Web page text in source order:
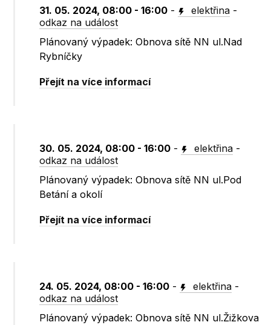
31. 05. 2024, 08:00 - 16:00 - elektřina -
odkaz na událost
Plánovaný výpadek: Obnova sítě NN ul.Nad
Rybníčky
Přejít na více informací
30. 05. 2024, 08:00 - 16:00 - elektřina -
odkaz na událost
Plánovaný výpadek: Obnova sítě NN ul.Pod
Betání a okolí
Přejít na více informací
24. 05. 2024, 08:00 - 16:00 - elektřina -
odkaz na událost
Plánovaný výpadek: Obnova sítě NN ul.Žižkova